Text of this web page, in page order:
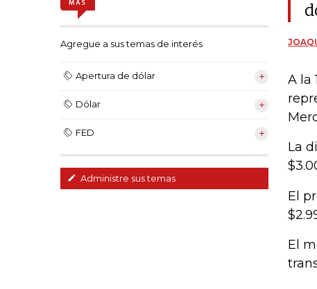
Agregue a sus temas de interés
Apertura de dólar
Dólar
FED
Administre sus temas
A la
La
El
El